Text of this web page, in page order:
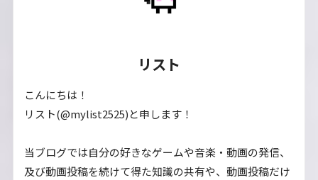
リスト
こんにちは！
リスト(@mylist2525)と申します！
当ブログでは自分の好きなゲームや音楽・動画の発信、
及び動画投稿を続けて得た知識の共有や、動画投稿だけ